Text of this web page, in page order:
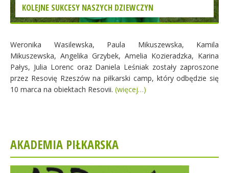
KOLEJNE SUKCESY NASZYCH DZIEWCZYN
Weronika Wasilewska, Paula Mikuszewska, Kamila
Mikuszewska, Angelika Grzybek, Amelia Kozieradzka, Karina
Pałys, Julia Lorenc oraz Daniela Leśniak zostały zaproszone
przez Resovię Rzeszów na piłkarski camp, który odbędzie się
10 marca na obiektach Resovii. (więcej…)
AKADEMIA PIŁKARSKA